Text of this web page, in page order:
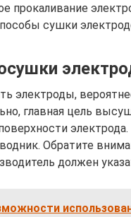
прокаливание
сушки
электроды,
главная цель
Обратите
должен